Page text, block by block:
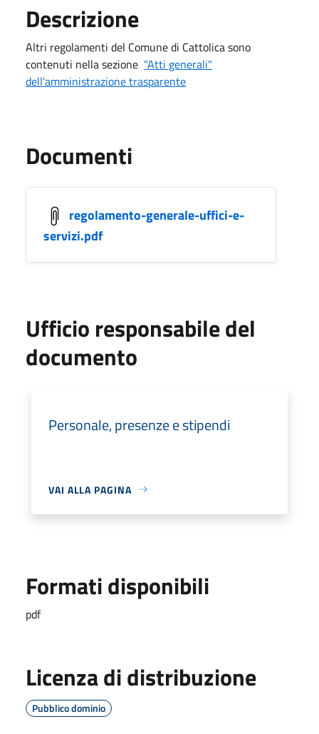
Descrizione
Altri regolamenti del Comune di Cattolica sono
contenuti nella sezione "Atti generali"
dell'amministrazione trasparente
Documenti
regolamento-generale-uffici-e-
servizi.pdf
Ufficio responsabile del
documento
Personale, presenze e stipendi
VAI ALLA PAGINA
Formati disponibili
pdf
Licenza di distribuzione
Pubblico dominio